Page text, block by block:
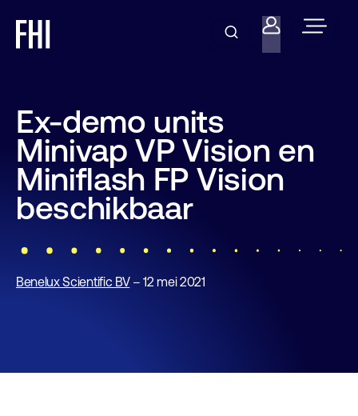
Ex-demo units
Minivap VP Vision en
Miniflash FP Vision
beschikbaar
Benelux Scientific BV– 12 mei 2021